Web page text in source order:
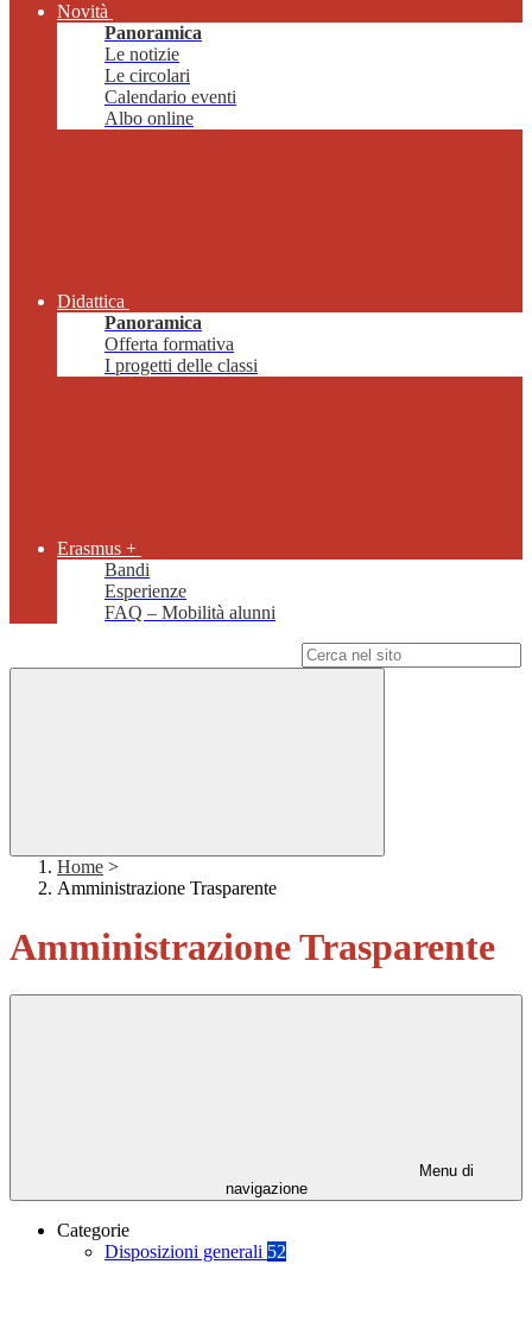
Novità
Panoramica
Le notizie
Le circolari
Calendario eventi
Albo online
Didattica
Panoramica
Offerta formativa
I progetti delle classi
Erasmus +
Bandi
Esperienze
FAQ – Mobilità alunni
Home >
Amministrazione Trasparente
Amministrazione Trasparente
Menu di
navigazione
Categorie
Disposizioni generali 52